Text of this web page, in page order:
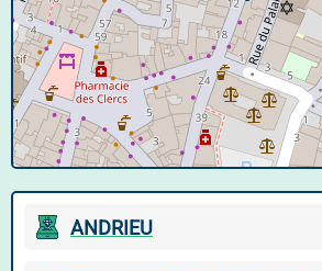
ANDRIEU